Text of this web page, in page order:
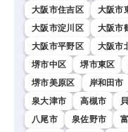
大阪市住吉区
大阪市
大阪市淀川区
大阪市
大阪市平野区
大阪市
堺市中区
堺市東区
堺市美原区
岸和田市
泉大津市
高槻市
八尾市
泉佐野市